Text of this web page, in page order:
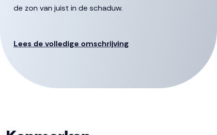
de zon van juist in de schaduw.
ontspannen op de bank zit, heb je altijd iets te zien,
wandelroute tussen de wijk en de stad. Aan de tuinzijde
ligt de ruime leefkeuken. Een prettige plek om te koken,
naast de badkamer. Daarnaast is er een praktische
Lees de volledige omschrijving